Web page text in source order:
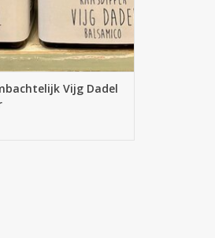
Vijg Dadel